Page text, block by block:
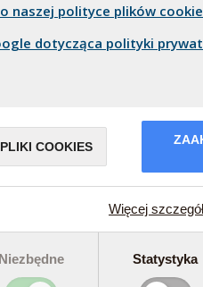
testom przez norweskich
mięśni u dobrze
również w badaniu obrony
W trzecim z kolei
zdolność do rozwiązywania zadań
tym badaniu wykorzystano Bio-
na dorosłych
opublikowane badania wskazują,
Witamina D3 D-Pearls
naszej polityce plików
dotycząca polityki
COOKIES
Więcej
Niezbędne Statystyka